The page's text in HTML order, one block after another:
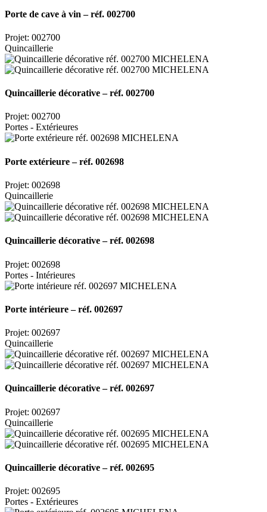
Porte de cave à vin – réf. 002700
Projet: 002700
Quincaillerie
Quincaillerie décorative – réf. 002700
Projet: 002700
Portes - Extérieures
Porte extérieure – réf. 002698
Projet: 002698
Quincaillerie
Quincaillerie décorative – réf. 002698
Projet: 002698
Portes - Intérieures
Porte intérieure – réf. 002697
Projet: 002697
Quincaillerie
Quincaillerie décorative – réf. 002697
Projet: 002697
Quincaillerie
Quincaillerie décorative – réf. 002695
Projet: 002695
Portes - Extérieures